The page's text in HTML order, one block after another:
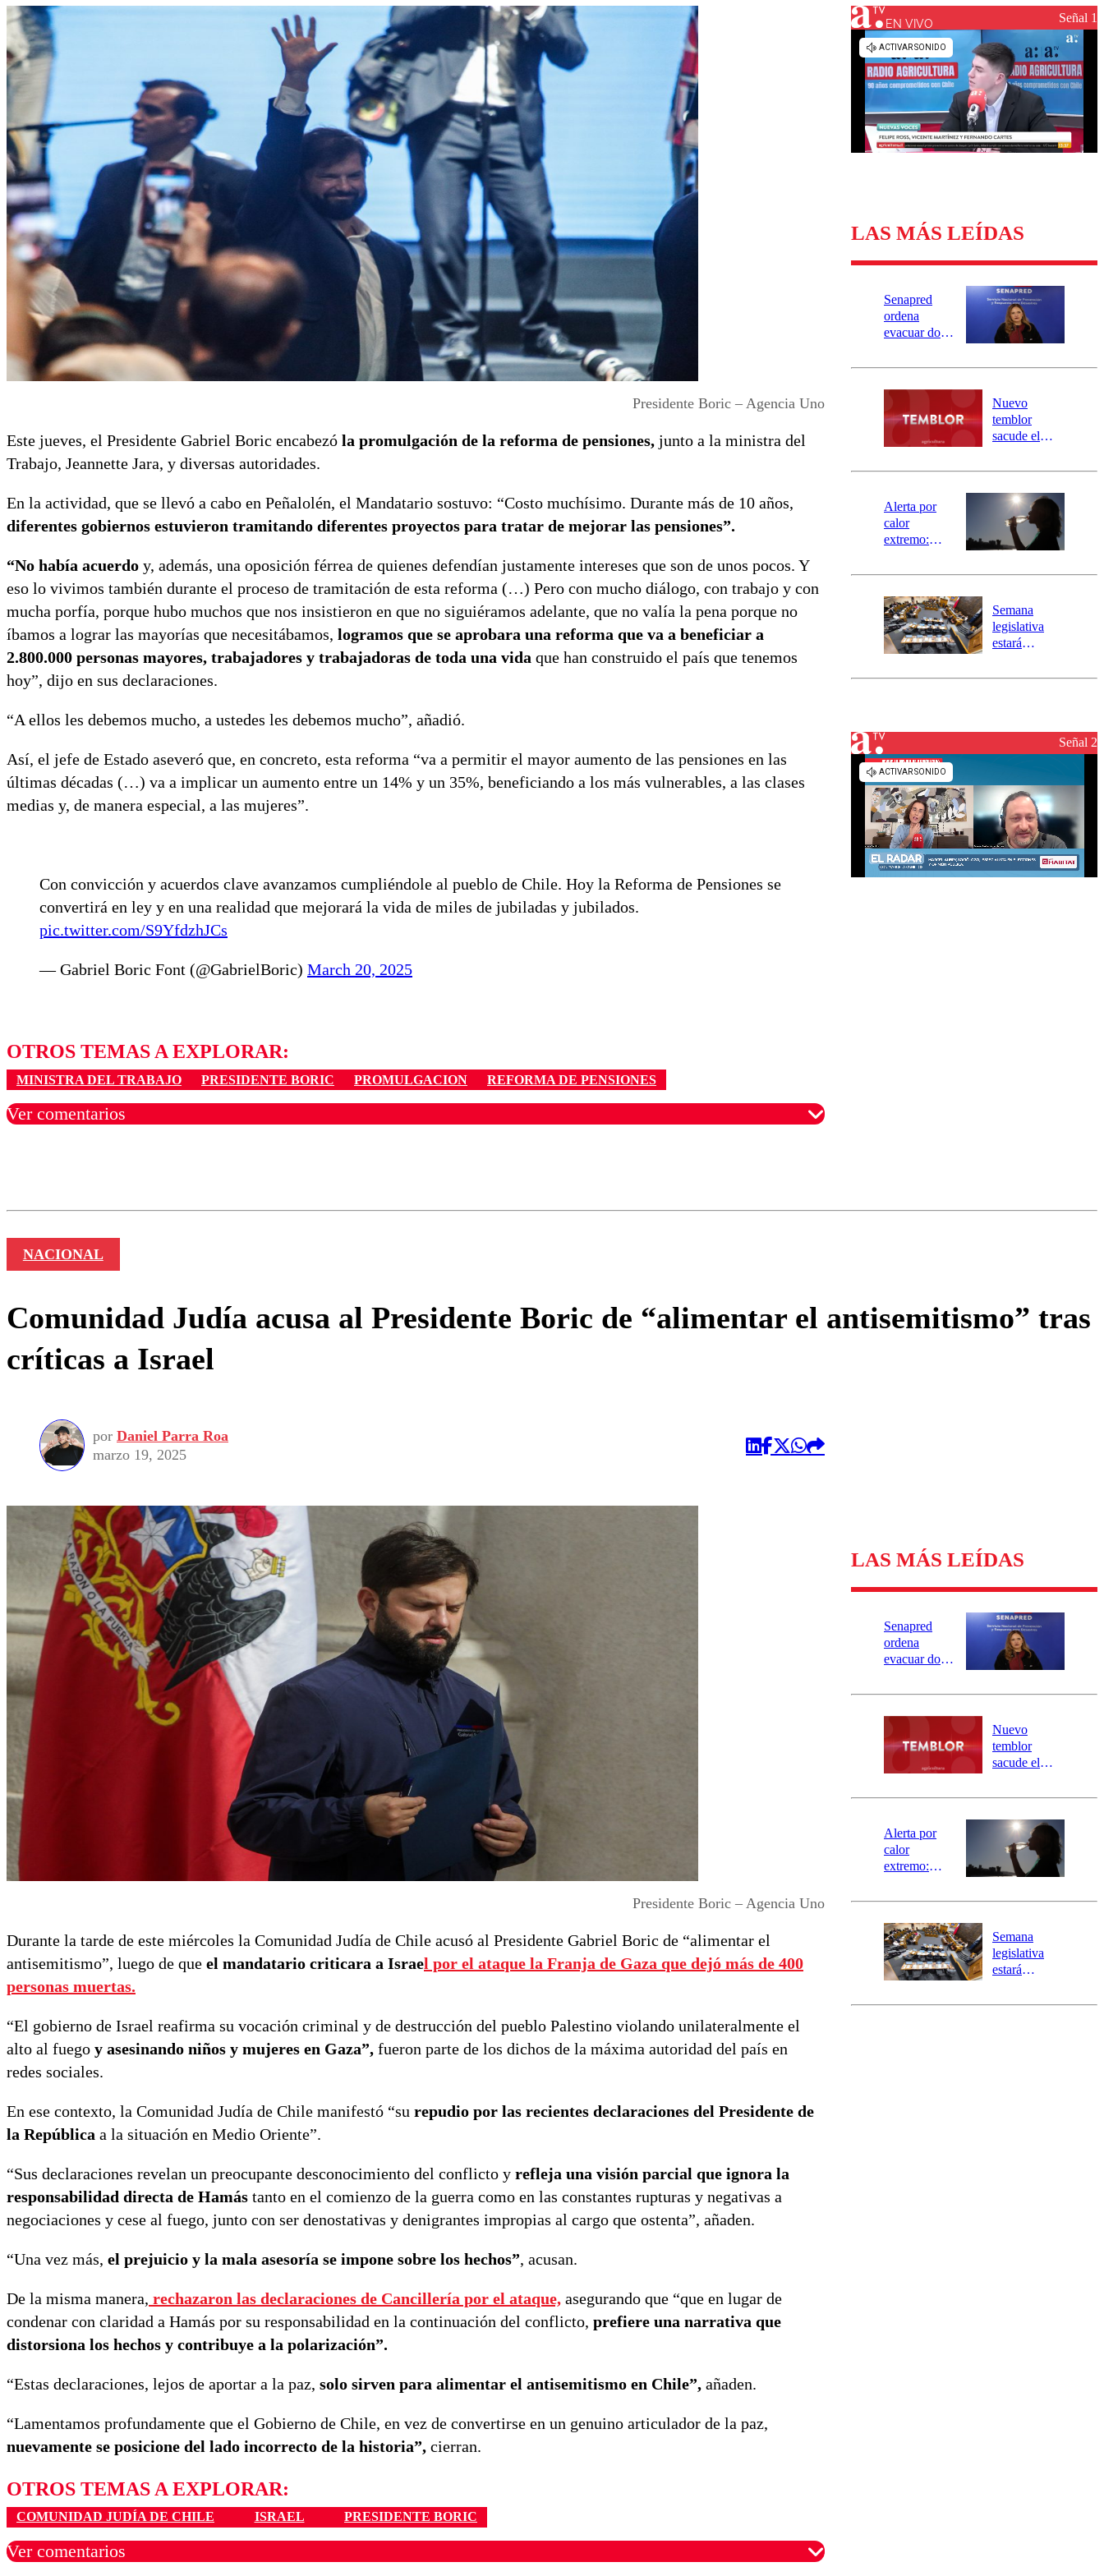
Universidad de Chile
Sustentabilidad
Presidente Boric – Agencia Uno
Este jueves, el Presidente Gabriel Boric encabezó la promulgación de la reforma de pensiones, junto a la ministra del
Trabajo, Jeannette Jara, y diversas autoridades.
En la actividad, que se llevó a cabo en Peñalolén, el Mandatario sostuvo: “Costo muchísimo. Durante más de 10 años,
diferentes gobiernos estuvieron tramitando diferentes proyectos para tratar de mejorar las pensiones”.
“No había acuerdo y, además, una oposición férrea de quienes defendían justamente intereses que son de unos pocos. Y
eso lo vivimos también durante el proceso de tramitación de esta reforma (…) Pero con mucho diálogo, con trabajo y con
mucha porfía, porque hubo muchos que nos insistieron en que no siguiéramos adelante, que no valía la pena porque no
íbamos a lograr las mayorías que necesitábamos, logramos que se aprobara una reforma que va a beneficiar a
2.800.000 personas mayores, trabajadores y trabajadoras de toda una vida que han construido el país que tenemos
hoy”, dijo en sus declaraciones.
“A ellos les debemos mucho, a ustedes les debemos mucho”, añadió.
Así, el jefe de Estado aseveró que, en concreto, esta reforma “va a permitir el mayor aumento de las pensiones en las
últimas décadas (…) va a implicar un aumento entre un 14% y un 35%, beneficiando a los más vulnerables, a las clases
medias y, de manera especial, a las mujeres”.
Con convicción y acuerdos clave avanzamos cumpliéndole al pueblo de Chile. Hoy la Reforma de Pensiones se
convertirá en ley y en una realidad que mejorará la vida de miles de jubiladas y jubilados.
pic.twitter.com/S9YfdzhJCs
— Gabriel Boric Font (@GabrielBoric) March 20, 2025
OTROS TEMAS A EXPLORAR:
MINISTRA DEL TRABAJO PRESIDENTE BORIC PROMULGACION REFORMA DE PENSIONES
Ver comentarios
EN VIVO Señal 1
LAS MÁS LEÍDAS
Senapred
ordena
evacuar dos
Carahue por
río Damas:
activa
mensajería
SAE
Nuevo
temblor
sacude el
revisa la
epicentro
Alerta por
calor
extremo:
activa Alerta
Preventiva en
tres comunas
Semana
legislativa
estará
el fin de la
reconstrucciónSeñal 2
NACIONAL
Comunidad Judía acusa al Presidente Boric de “alimentar el antisemitismo” tras
críticas a Israel
por Daniel Parra Roa
marzo 19, 2025
Presidente Boric – Agencia Uno
Durante la tarde de este miércoles la Comunidad Judía de Chile acusó al Presidente Gabriel Boric de “alimentar el
antisemitismo”, luego de que el mandatario criticara a Israel por el ataque la Franja de Gaza que dejó más de 400
personas muertas.
“El gobierno de Israel reafirma su vocación criminal y de destrucción del pueblo Palestino violando unilateralmente el
alto al fuego y asesinando niños y mujeres en Gaza”, fueron parte de los dichos de la máxima autoridad del país en
redes sociales.
En ese contexto, la Comunidad Judía de Chile manifestó “su repudio por las recientes declaraciones del Presidente de
la República a la situación en Medio Oriente”.
“Sus declaraciones revelan un preocupante desconocimiento del conflicto y refleja una visión parcial que ignora la
responsabilidad directa de Hamás tanto en el comienzo de la guerra como en las constantes rupturas y negativas a
negociaciones y cese al fuego, junto con ser denostativas y denigrantes impropias al cargo que ostenta”, añaden.
“Una vez más, el prejuicio y la mala asesoría se impone sobre los hechos”, acusan.
De la misma manera, rechazaron las declaraciones de Cancillería por el ataque, asegurando que “que en lugar de
condenar con claridad a Hamás por su responsabilidad en la continuación del conflicto, prefiere una narrativa que
distorsiona los hechos y contribuye a la polarización”.
“Estas declaraciones, lejos de aportar a la paz, solo sirven para alimentar el antisemitismo en Chile”, añaden.
“Lamentamos profundamente que el Gobierno de Chile, en vez de convertirse en un genuino articulador de la paz,
nuevamente se posicione del lado incorrecto de la historia”, cierran.
OTROS TEMAS A EXPLORAR:
COMUNIDAD JUDÍA DE CHILE ISRAEL PRESIDENTE BORIC
Ver comentarios
LAS MÁS LEÍDAS
Senapred
ordena
evacuar dos
Carahue por
río Damas:
activa
mensajería
SAE
Nuevo
temblor
sacude el
revisa la
epicentro
Alerta por
calor
extremo:
activa Alerta
Preventiva en
tres comunas
Semana
legislativa
estará
el fin de la